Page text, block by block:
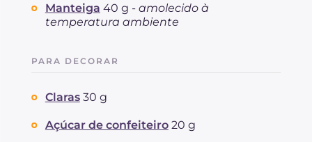
Manteiga 40 g - amolecido à
temperatura ambiente
PARA DECORAR
Claras 30 g
Açúcar de confeiteiro 20 g